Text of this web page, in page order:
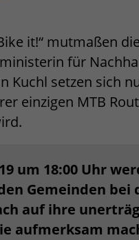
it!“ mutmaßen
für
Kuchl setzen sich
einzigen MTB
um 18:00 Uhr
Gemeinden
auf ihre
aufmerksam